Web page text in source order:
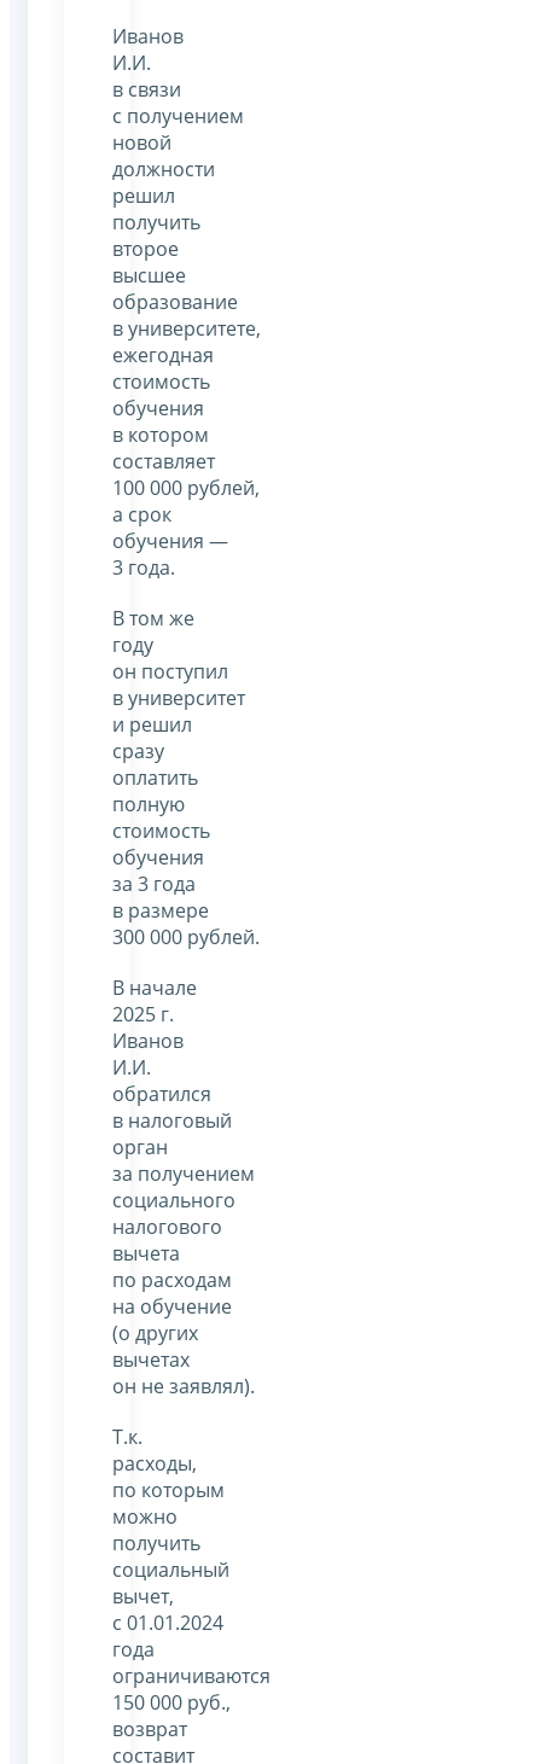
Иванов
И.И.
в связи
с получением
новой
должности
решил
получить
второе
высшее
образование
в университете,
ежегодная
стоимость
обучения
в котором
составляет
100 000 рублей,
а срок
обучения —
3 года.
В том же
году
он поступил
в университет
и решил
сразу
оплатить
полную
стоимость
обучения
за 3 года
в размере
300 000 рублей.
В начале
2025 г.
Иванов
И.И.
обратился
в налоговый
орган
за получением
социального
налогового
вычета
по расходам
на обучение
(о других
вычетах
он не заявлял).
Т.к.
расходы,
по которым
можно
получить
социальный
вычет,
с 01.01.2024
года
ограничиваются
150 000 руб.,
возврат
составит